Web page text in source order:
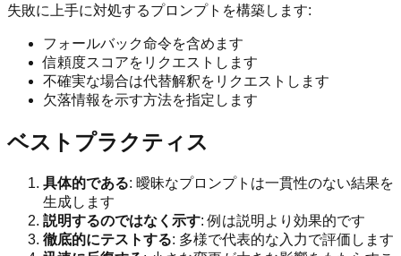
失敗に上手に対処するプロンプトを構築します:
フォールバック命令を含めます
信頼度スコアをリクエストします
不確実な場合は代替解釈をリクエストします
欠落情報を示す方法を指定します
ベストプラクティス
具体的である: 曖昧なプロンプトは一貫性のない結果を
生成します
説明するのではなく示す: 例は説明より効果的です
徹底的にテストする: 多様で代表的な入力で評価します